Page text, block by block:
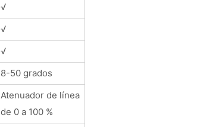
√
√
√
8-50 grados
Atenuador de línea
de 0 a 100 %